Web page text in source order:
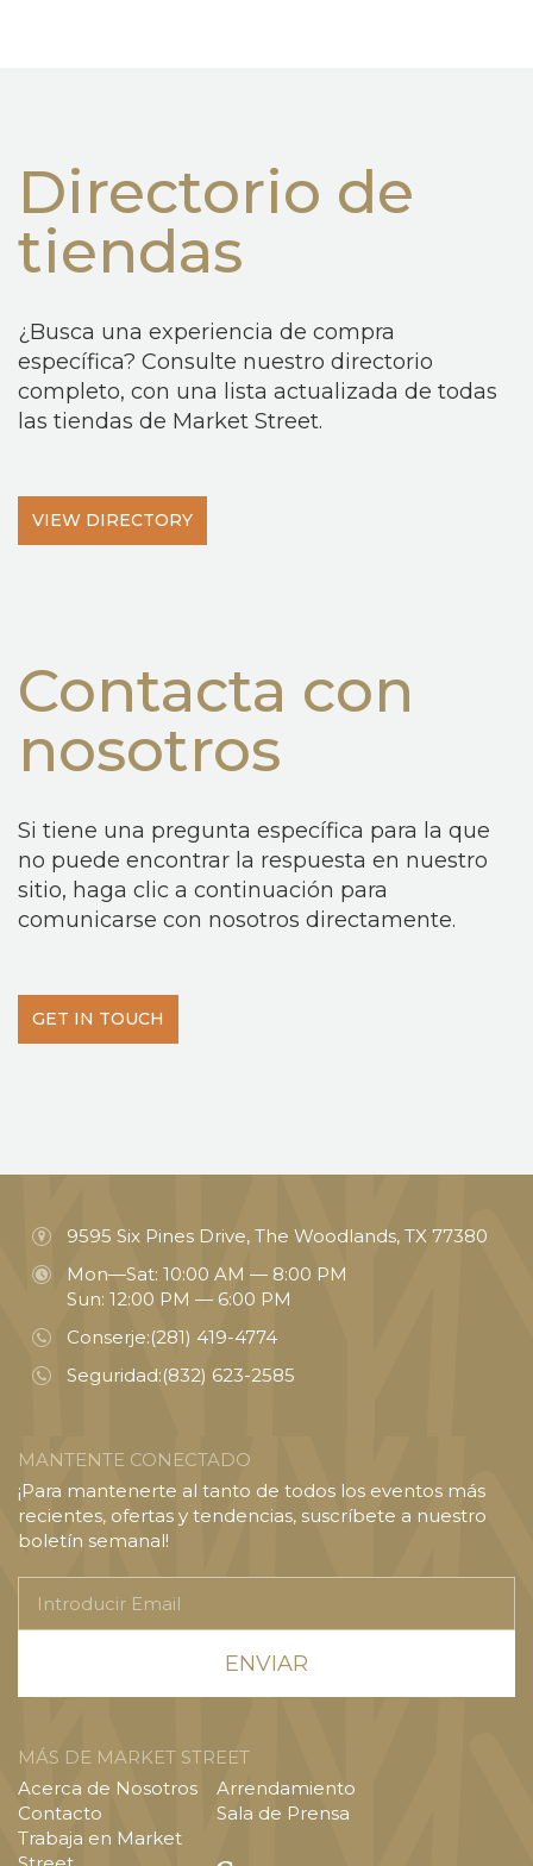
Directorio de
tiendas
¿Busca una experiencia de compra
específica? Consulte nuestro directorio
completo, con una lista actualizada de todas
las tiendas de Market Street.
VIEW DIRECTORY
Contacta con
nosotros
Si tiene una pregunta específica para la que
no puede encontrar la respuesta en nuestro
sitio, haga clic a continuación para
comunicarse con nosotros directamente.
GET IN TOUCH
9595 Six Pines Drive, The Woodlands, TX 77380
Mon—Sat: 10:00 AM — 8:00 PM
Sun: 12:00 PM — 6:00 PM
Conserje:(281) 419-4774
Seguridad:(832) 623-2585
MANTENTE CONECTADO
¡Para mantenerte al tanto de todos los eventos más
recientes, ofertas y tendencias, suscríbete a nuestro
boletín semanal!
Email
MÁS DE MARKET STREET
Acerca de Nosotros
Contacto
Trabaja en Market
Arrendamiento
Sala de Prensa